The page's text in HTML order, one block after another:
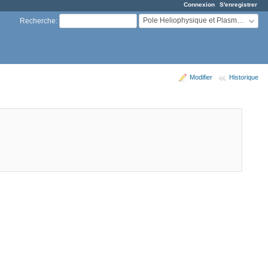
Connexion S'enregistrer
Recherche: Pole Heliophysique et Plasmas Astrophysiques
Modifier Historique